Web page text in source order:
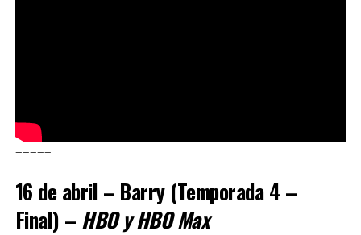
=====
16 de abril – Barry (Temporada 4 –
Final) – HBO y HBO Max